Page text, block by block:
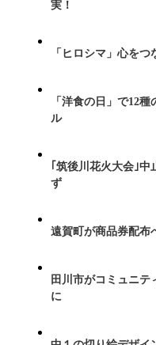
実！
「ヒロシマ」心を
「洋食の日」で12
ル
｢筑後川花火大会｣
ず
遠賀町が商品券配布
田川市がコミュニ
に